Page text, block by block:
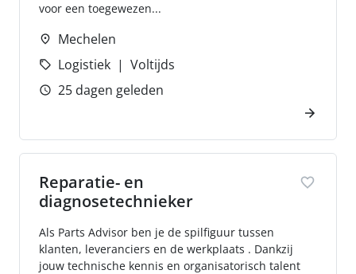
voor een toegewezen...
Mechelen
Logistiek
Voltijds
25 dagen geleden
Reparatie- en
diagnosetechnieker
Als Parts Advisor ben je de spilfiguur tussen
klanten, leveranciers en de werkplaats . Dankzij
jouw technische kennis en organisatorisch talent